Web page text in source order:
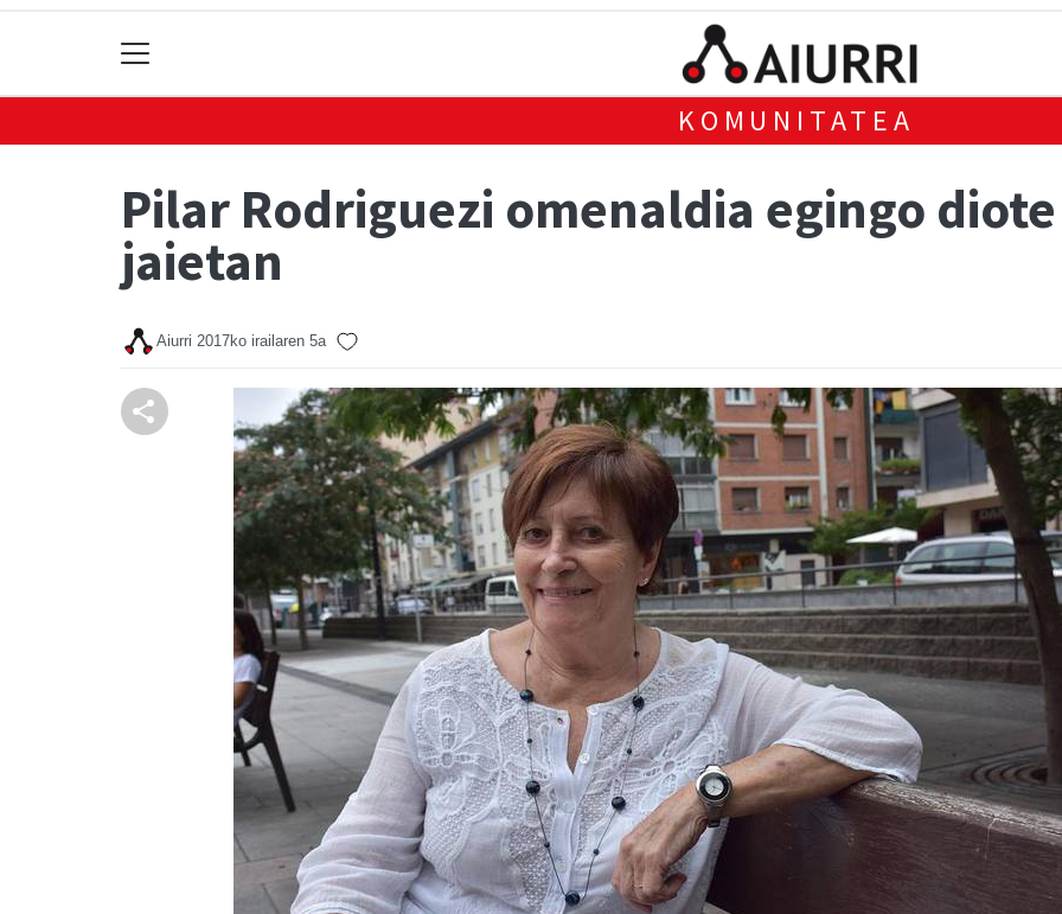
KOMUNITATEA
Pilar Rodriguezi omenaldia egingo
jaietan
Aiurri 2017ko irailaren 5a